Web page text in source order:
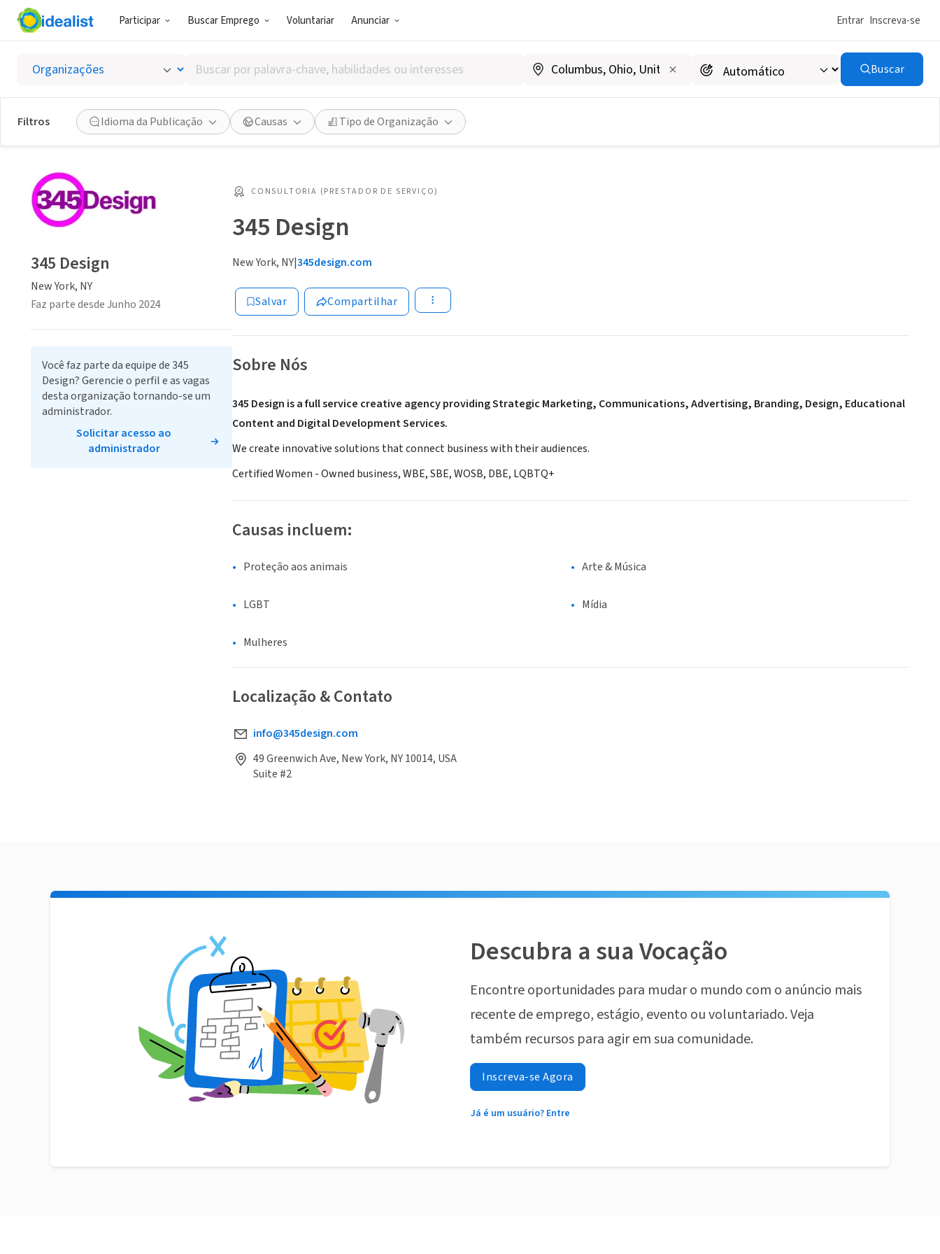
Participar Buscar Emprego Voluntariar Anunciar Entrar Inscreva-se
Buscar
por
palavra-
chave,
habilidades
ou
Buscar
Filtros Idioma da Publicação Causas Tipo de Organização
CONSULTORIA (PRESTADOR DE SERVIÇO)
345 Design
New York, NY|345design.com
Salvar Compartilhar
Sobre Nós
345 Design is a full service creative agency providing Strategic Marketing, Communications, Advertising, Branding, Design, Educational
Content and Digital Development Services.
We create innovative solutions that connect business with their audiences.
Certified Women - Owned business, WBE, SBE, WOSB, DBE, LQBTQ+
Causas incluem:
Proteção aos animais Arte & Música
LGBT Mídia
Mulheres
Localização & Contato
info@345design.com
49 Greenwich Ave, New York, NY 10014, USA
Suite #2
345 Design
New York, NY
Faz parte desde Junho 2024
Você faz parte da equipe de 345
Design? Gerencie o perfil e as vagas
desta organização tornando-se um
administrador.
Solicitar acesso ao
administrador
Descubra a sua Vocação
Encontre oportunidades para mudar o mundo com o anúncio mais
recente de emprego, estágio, evento ou voluntariado. Veja
também recursos para agir em sua comunidade.
Inscreva-se Agora
Já é um usuário? Entre